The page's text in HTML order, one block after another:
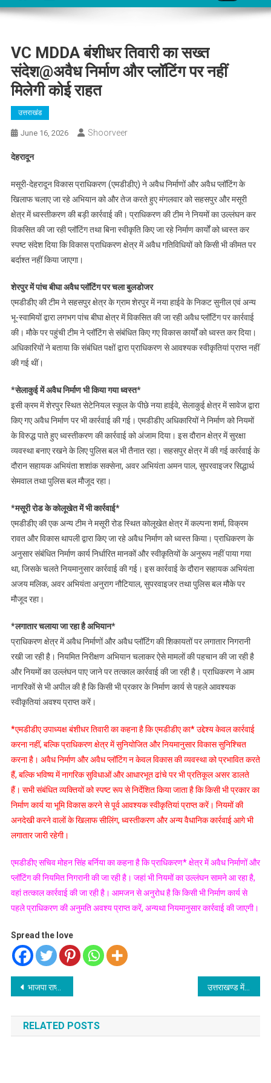
VC MDDA बंशीधर तिवारी का सख्त
संदेश@अवैध निर्माण और प्लॉटिंग पर नहीं
मिलेगी कोई राहत
उत्तराखंड
June 16, 2026 Shoorveer
देहरादून
मसूरी-देहरादून विकास प्राधिकरण (एमडीडीए) ने अवैध निर्माणों और अवैध प्लॉटिंग के
खिलाफ चलाए जा रहे अभियान को और तेज करते हुए मंगलवार को सहसपुर और मसूरी
क्षेत्र में ध्वस्तीकरण की बड़ी कार्रवाई की। प्राधिकरण की टीम ने नियमों का उल्लंघन कर
विकसित की जा रही प्लॉटिंग तथा बिना स्वीकृति किए जा रहे निर्माण कार्यों को ध्वस्त कर
स्पष्ट संदेश दिया कि विकास प्राधिकरण क्षेत्र में अवैध गतिविधियों को किसी भी कीमत पर
बर्दाश्त नहीं किया जाएगा।
शेरपुर में पांच बीघा अवैध प्लॉटिंग पर चला बुलडोजर
एमडीडीए की टीम ने सहसपुर क्षेत्र के ग्राम शेरपुर में नया हाईवे के निकट सुनील एवं अन्य
भू-स्वामियों द्वारा लगभग पांच बीघा क्षेत्र में विकसित की जा रही अवैध प्लॉटिंग पर कार्रवाई
की। मौके पर पहुंची टीम ने प्लॉटिंग से संबंधित किए गए विकास कार्यों को ध्वस्त कर दिया।
अधिकारियों ने बताया कि संबंधित पक्षों द्वारा प्राधिकरण से आवश्यक स्वीकृतियां प्राप्त नहीं
की गई थीं।
*सेलाकुई में अवैध निर्माण भी किया गया ध्वस्त*
इसी क्रम में शेरपुर स्थित सेटेनियल स्कूल के पीछे नया हाईवे, सेलाकुई क्षेत्र में सावेज द्वारा
किए गए अवैध निर्माण पर भी कार्रवाई की गई। एमडीडीए अधिकारियों ने निर्माण को नियमों
के विरुद्ध पाते हुए ध्वस्तीकरण की कार्रवाई को अंजाम दिया। इस दौरान क्षेत्र में सुरक्षा
व्यवस्था बनाए रखने के लिए पुलिस बल भी तैनात रहा। सहसपुर क्षेत्र में की गई कार्रवाई के
दौरान सहायक अभियंता शशांक सक्सेना, अवर अभियंता अमन पाल, सुपरवाइजर सिद्धार्थ
सेमवाल तथा पुलिस बल मौजूद रहा।
*मसूरी रोड के कोलूखेत में भी कार्रवाई*
एमडीडीए की एक अन्य टीम ने मसूरी रोड स्थित कोलूखेत क्षेत्र में कल्पना शर्मा, विक्रम
रावत और विकास थापली द्वारा किए जा रहे अवैध निर्माण को ध्वस्त किया। प्राधिकरण के
अनुसार संबंधित निर्माण कार्य निर्धारित मानकों और स्वीकृतियों के अनुरूप नहीं पाया गया
था, जिसके चलते नियमानुसार कार्रवाई की गई। इस कार्रवाई के दौरान सहायक अभियंता
अजय मलिक, अवर अभियंता अनुराग नौटियाल, सुपरवाइजर तथा पुलिस बल मौके पर
मौजूद रहा।
*लगातार चलाया जा रहा है अभियान*
प्राधिकरण क्षेत्र में अवैध निर्माणों और अवैध प्लॉटिंग की शिकायतों पर लगातार निगरानी
रखी जा रही है। नियमित निरीक्षण अभियान चलाकर ऐसे मामलों की पहचान की जा रही है
और नियमों का उल्लंघन पाए जाने पर तत्काल कार्रवाई की जा रही है। प्राधिकरण ने आम
नागरिकों से भी अपील की है कि किसी भी प्रकार के निर्माण कार्य से पहले आवश्यक
स्वीकृतियां अवश्य प्राप्त करें।
*एमडीडीए उपाध्यक्ष बंशीधर तिवारी का कहना है कि एमडीडीए का* उद्देश्य केवल कार्रवाई
करना नहीं, बल्कि प्राधिकरण क्षेत्र में सुनियोजित और नियमानुसार विकास सुनिश्चित
करना है। अवैध निर्माण और अवैध प्लॉटिंग न केवल विकास की व्यवस्था को प्रभावित करते
हैं, बल्कि भविष्य में नागरिक सुविधाओं और आधारभूत ढांचे पर भी प्रतिकूल असर डालते
हैं। सभी संबंधित व्यक्तियों को स्पष्ट रूप से निर्देशित किया जाता है कि किसी भी प्रकार का
निर्माण कार्य या भूमि विकास करने से पूर्व आवश्यक स्वीकृतियां प्राप्त करें। नियमों की
अनदेखी करने वालों के खिलाफ सीलिंग, ध्वस्तीकरण और अन्य वैधानिक कार्रवाई आगे भी
लगातार जारी रहेगी।
एमडीडीए सचिव मोहन सिंह बर्निया का कहना है कि प्राधिकरण* क्षेत्र में अवैध निर्माणों और
प्लॉटिंग की नियमित निगरानी की जा रही है। जहां भी नियमों का उल्लंघन सामने आ रहा है,
वहां तत्काल कार्रवाई की जा रही है। आमजन से अनुरोध है कि किसी भी निर्माण कार्य से
पहले प्राधिकरण की अनुमति अवश्य प्राप्त करें, अन्यथा नियमानुसार कार्रवाई की जाएगी।
Spread the love
Post
navigation
भाजपा राष्ट्रीय अध्यक्ष नितिन पहुँचे मसूरी उत्तराखण्ड में 98 प्रतिशत गणना फार्म वितरित, 12 प्रतिशत डिजिटाईज
RELATED POSTS